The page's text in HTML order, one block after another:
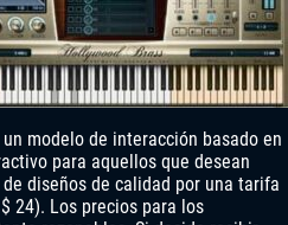
modelo de interacción basado en
para aquellos que desean
diseños de calidad por una tarifa
24). Los precios para los